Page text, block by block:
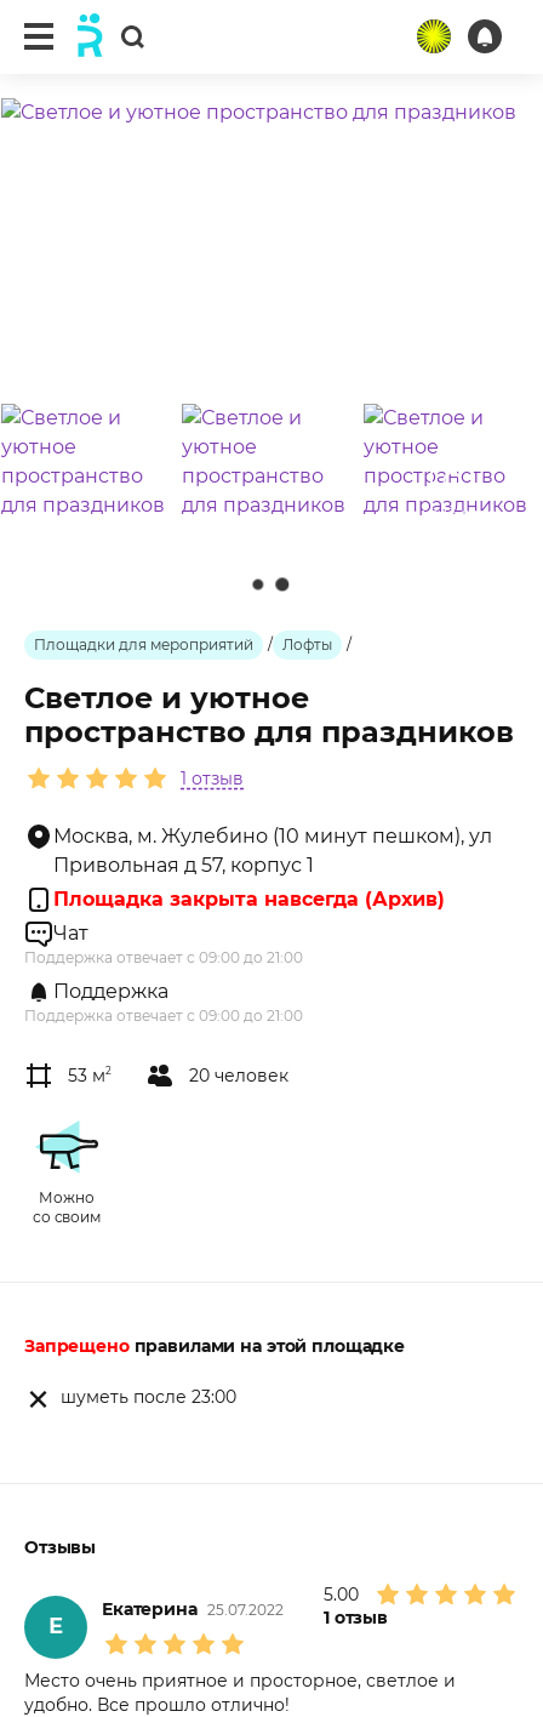
ещё 12 фото
Площадки для мероприятий / Лофты /
Светлое и уютное
пространство для праздников
1 отзыв
Москва, м. Жулебино (10 минут пешком), ул
Привольная д 57, корпус 1
Площадка закрыта навсегда (Архив)
Чат
Поддержка отвечает с 09:00 до 21:00
Поддержка
Поддержка отвечает с 09:00 до 21:00
53 м2 20 человек
Можно
со своим
Запрещеноправилами на этой площадке
шуметь после 23:00
Отзывы
5.00
1отзыв
Е
Екатерина 25.07.2022
Место очень приятное и просторное, светлое и
удобно. Все прошло отлично!